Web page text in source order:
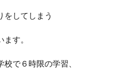
をしてしまう
す。
で６時限の学習、